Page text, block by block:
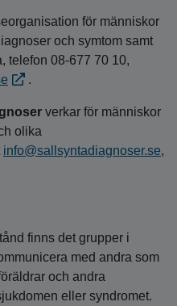
för människor
och symtom samt
telefon 08-677 70 10,
.
verkar för människor
olika
info@sallsyntadiagnoser.se,
finns det grupper i
med andra som
och andra
eller syndromet.